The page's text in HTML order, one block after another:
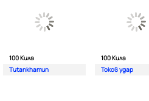
100 Кила
Tutankhamun
100 Кила
Токов удар